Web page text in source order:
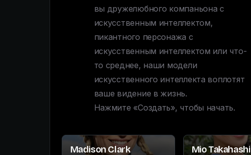
вы дружелюбного компаньона с
искусственным интеллектом,
пикантного персонажа с
искусственным интеллектом или что-
то среднее, наши модели
искусственного интеллекта воплотят
ваше видение в жизнь.
Нажмите «Создать», чтобы начать.
Madison Clark Mio Takahashi